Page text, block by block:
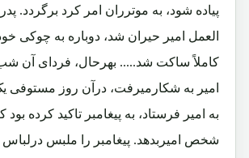
پیاده شود، به موترران امر کرد برگردد.
العمل امیر حیران شد، دوباره به چوکی
کاملاً ساکت شد..... بهرحال، فردای آن شب
امیر به شکارمیرفت، درآن روز
به امیر فرستاد، به پیغامبر تاکید کرده بود
شخص امیربدهد. پیغامبر را ملبس درلباس